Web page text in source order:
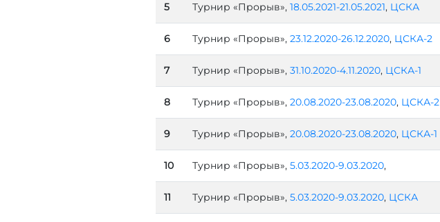
5 Турнир «Прорыв», 18.05.2021-21.05.2021, ЦСКА
6 Турнир «Прорыв», 23.12.2020-26.12.2020, ЦСКА-2
7 Турнир «Прорыв», 31.10.2020-4.11.2020, ЦСКА-1
8 Турнир «Прорыв», 20.08.2020-23.08.2020, ЦСКА-2
9 Турнир «Прорыв», 20.08.2020-23.08.2020, ЦСКА-1
10 Турнир «Прорыв», 5.03.2020-9.03.2020,
11 Турнир «Прорыв», 5.03.2020-9.03.2020, ЦСКА